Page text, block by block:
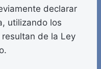
declarar
utilizando los
de la Ley